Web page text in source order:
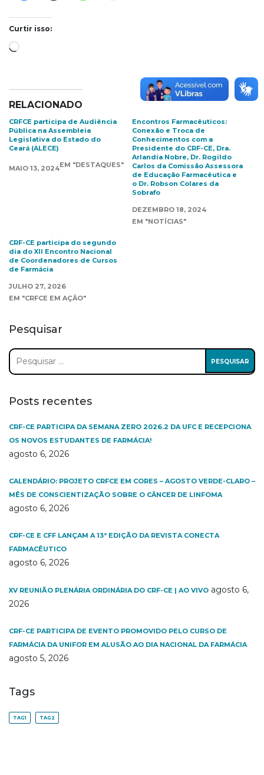
Curtir isso:
Carregando...
RELACIONADO
CRFCE participa de Audiência
Pública na Assembleia
Legislativa do Estado do
Ceará (ALECE)
MAIO 13, 2024EM "DESTAQUES"
Encontros Farmacêuticos:
Conexão e Troca de
Conhecimentos com a
Presidente do CRF-CE, Dra.
Arlandia Nobre, Dr. Rogildo
Carlos da Comissão Assessora
de Educação Farmacêutica e
o Dr. Robson Colares da
Sobrafo
DEZEMBRO 18, 2024
EM "NOTÍCIAS"
CRF-CE participa do segundo
dia do XII Encontro Nacional
de Coordenadores de Cursos
de Farmácia
JULHO 27, 2026
EM "CRFCE EM AÇÂO"
Pesquisar
Pesquisar
por:
Posts recentes
CRF-CE PARTICIPA DA SEMANA ZERO 2026.2 DA UFC E RECEPCIONA
OS NOVOS ESTUDANTES DE FARMÁCIA!
agosto 6, 2026
CALENDÁRIO: PROJETO CRFCE EM CORES – AGOSTO VERDE-CLARO –
MÊS DE CONSCIENTIZAÇÃO SOBRE O CÂNCER DE LINFOMA
agosto 6, 2026
CRF-CE E CFF LANÇAM A 13ª EDIÇÃO DA REVISTA CONECTA
FARMACÊUTICO
agosto 6, 2026
XV REUNIÃO PLENÁRIA ORDINÁRIA DO CRF-CE | AO VIVO agosto 6,
2026
CRF-CE PARTICIPA DE EVENTO PROMOVIDO PELO CURSO DE
FARMÁCIA DA UNIFOR EM ALUSÃO AO DIA NACIONAL DA FARMÁCIA
agosto 5, 2026
Tags
TAG1 TAG2